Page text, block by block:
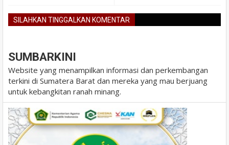
SILAHKAN TINGGALKAN KOMENTAR
SUMBARKINI
Website yang menampilkan informasi dan perkembangan
terkini di Sumatera Barat dan mereka yang mau berjuang
untuk kebangkitan ranah minang.